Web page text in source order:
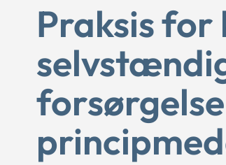
Praksis